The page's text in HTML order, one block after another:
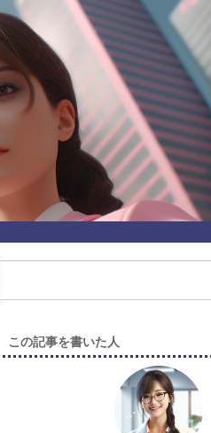
この記事を書いた人